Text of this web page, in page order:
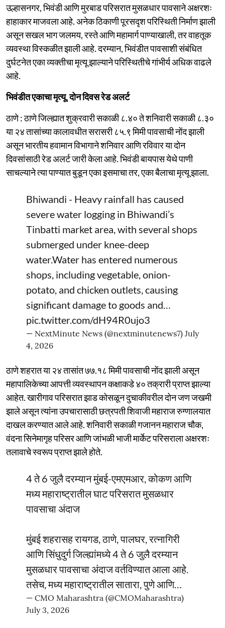
उल्हासनगर, भिवंडी आणि मुरबाड परिसरात मुसळधार पावसाने अक्षरशः
हाहाकार माजवला आहे. अनेक ठिकाणी पूरसदृश परिस्थिती निर्माण झाली
असून सखल भाग जलमय, रस्ते आणि महामार्ग पाण्याखाली, तर वाहतूक
व्यवस्था विस्कळीत झाली आहे. दरम्यान, भिवंडीत पावसाशी संबंधित
दुर्घटनेत एका व्यक्तीचा मृत्यू झाल्याने परिस्थितीचे गांभीर्य अधिक वाढले
आहे.
भिवंडीत एकाचा मृत्यू, दोन दिवस रेड अलर्ट
ठाणे : ठाणे जिल्ह्यात शुक्रवारी सकाळी ८.४० ते शनिवारी सकाळी ८.३०
या २४ तासांच्या कालावधीत सरासरी ८५.९ मिमी पावसाची नोंद झाली
असून भारतीय हवामान विभागाने शनिवार आणि रविवार या दोन
दिवसांसाठी रेड अलर्ट जारी केला आहे. भिवंडी बायपास येथे पाणी
साचल्याने त्या पाण्यात बुडून एका इसमाचा तर, एका बैलाचा मृत्यू झाला.
Bhiwandi - Heavy rainfall has caused
severe water logging in Bhiwandi’s
Tinbatti market area, with several shops
submerged under knee-deep
water.Water has entered numerous
shops, including vegetable, onion-
potato, and chicken outlets, causing
significant damage to goods and…
pic.twitter.com/dH94R0ujo3
— NextMinute News (@nextminutenews7) July
4, 2026
ठाणे शहरात या २४ तासांत ७७.१८ मिमी पावसाची नोंद झाली असून
महापालिकेच्या आपत्ती व्यवस्थापन कक्षाकडे ४० तक्रारी प्राप्त झाल्या
आहेत. खारीगाव परिसरात झाड कोसळून दुचाकीवरील दोन जण जखमी
झाले असून त्यांना उपचारासाठी छत्रपती शिवाजी महाराज रुग्णालयात
दाखल करण्यात आले आहे. शनिवारी सकाळी गजानन महाराज चौक,
वंदना सिनेमागृह परिसर आणि जांभळी भाजी मार्केट परिसराला अक्षरशः
तलावाचे स्वरूप प्राप्त झाले होते.
4 ते 6 जुलै दरम्यान मुंबई-एमएमआर, कोकण आणि
मध्य महाराष्ट्रातील घाट परिसरात मुसळधार
पावसाचा अंदाज
मुंबई शहरासह रायगड, ठाणे, पालघर, रत्नागिरी
आणि सिंधुदुर्ग जिल्ह्यांमध्ये 4 ते 6 जुलै दरम्यान
मुसळधार पावसाचा अंदाज वर्तविण्यात आला आहे.
तसेच, मध्य महाराष्ट्रातील सातारा, पुणे आणि…
— CMO Maharashtra (@CMOMaharashtra)
July 3, 2026